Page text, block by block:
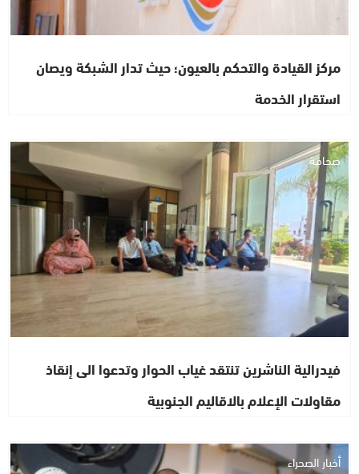
مركز القيادة والتحكم بالعيون؛ حيث تدار الشبكة ويصان
استقرار الخدمة
صحافة
فيدرالية الناشرين تنتقد غياب الحوار وتدعوا الى إنقاذ
مقاولات الإعلام بالاقاليم الجنوبية
أخبار الصحراء